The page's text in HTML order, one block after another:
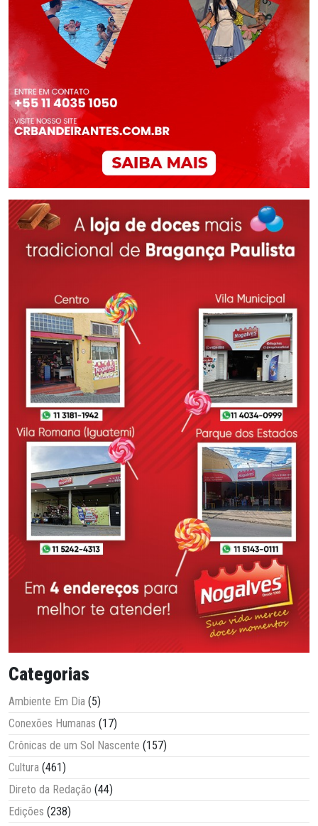
Categorias
Ambiente Em Dia (5)
Conexões Humanas (17)
Crônicas de um Sol Nascente (157)
Cultura (461)
Direto da Redação (44)
Edições (238)